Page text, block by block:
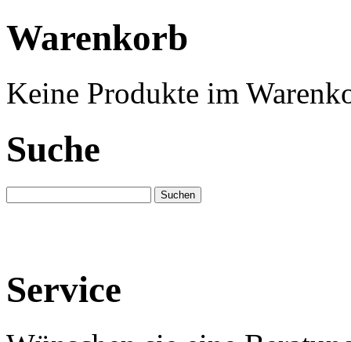
Warenkorb
Keine Produkte im
Suche
Service